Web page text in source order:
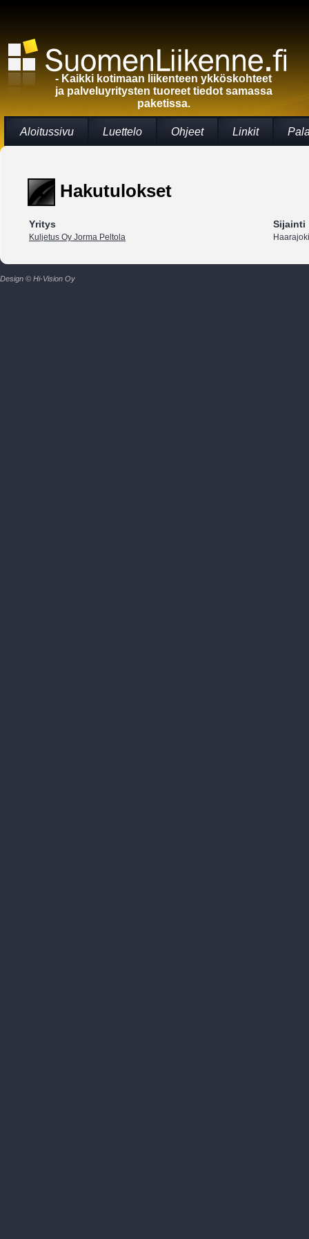
- Kaikki kotimaan liikenteen ykköskohteet
ja palveluyritysten tuoreet tiedot samassa
paketissa.
Aloitussivu Luettelo Ohjeet Linkit
Hakutulokset
Yritys Sijainti
Kuljetus Oy Jorma Peltola Haarajoki
Design © Hi-Vision Oy